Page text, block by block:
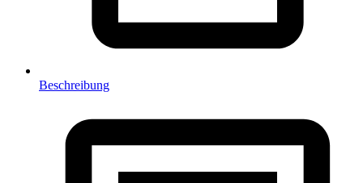
Beschreibung